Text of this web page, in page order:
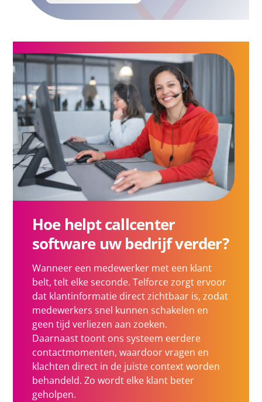
Hoe helpt callcenter
software uw bedrijf verder?
Wanneer een medewerker met een klant
belt, telt elke seconde. Telforce zorgt ervoor
dat klantinformatie direct zichtbaar is, zodat
medewerkers snel kunnen schakelen en
geen tijd verliezen aan zoeken.
Daarnaast toont ons systeem eerdere
contactmomenten, waardoor vragen en
klachten direct in de juiste context worden
behandeld. Zo wordt elke klant beter
geholpen.